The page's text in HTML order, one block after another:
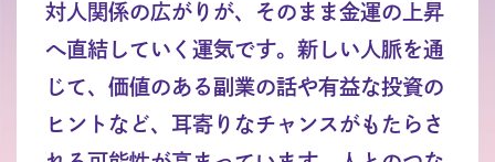
対人関係の広がりが、そのまま金運の上昇
へ直結していく運気です。新しい人脈を通
じて、価値のある副業の話や有益な投資の
ヒントなど、耳寄りなチャンスがもたらさ